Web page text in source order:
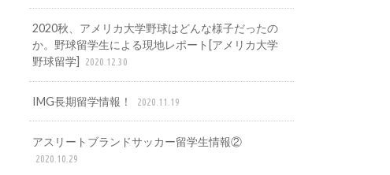
2020秋、アメリカ大学野球はどんな様子だったの
か。野球留学生による現地レポート[アメリカ大学
野球留学]
2020.12.30
IMG長期留学情報！ 2020.11.19
アスリートブランドサッカー留学生情報②
2020.10.29